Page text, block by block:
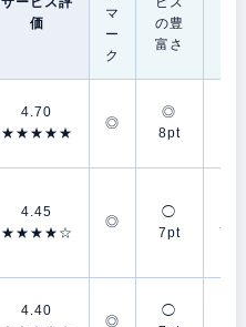
価
マ
ー
ク
の豊
富さ
4.70
★★★★★
◎
◎
8pt
4.45
★★★★☆
◎
◯
7pt
4.40
◎
◯